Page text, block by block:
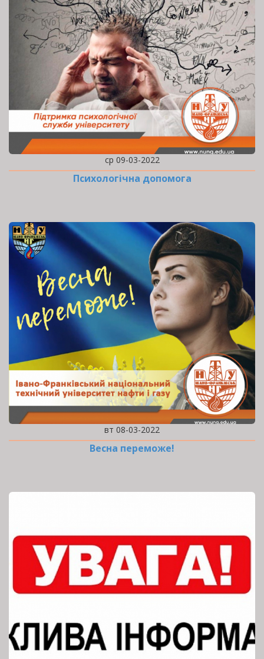
ср 09-03-2022
Психологічна допомога
вт 08-03-2022
Весна переможе!